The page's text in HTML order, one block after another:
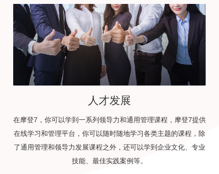
人才发展
在摩登7，你可以学到一系列领导力和通用管理课程，摩登7提供
在线学习和管理平台，你可以随时随地学习各类主题的课程，除
了通用管理和领导力发展课程之外，还可以学到企业文化、专业
技能、最佳实践案例等。